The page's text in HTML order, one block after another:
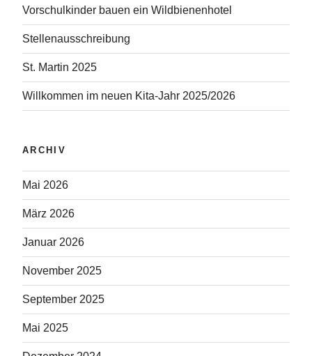
Vorschulkinder bauen ein Wildbienenhotel
Stellenausschreibung
St. Martin 2025
Willkommen im neuen Kita-Jahr 2025/2026
ARCHIV
Mai 2026
März 2026
Januar 2026
November 2025
September 2025
Mai 2025